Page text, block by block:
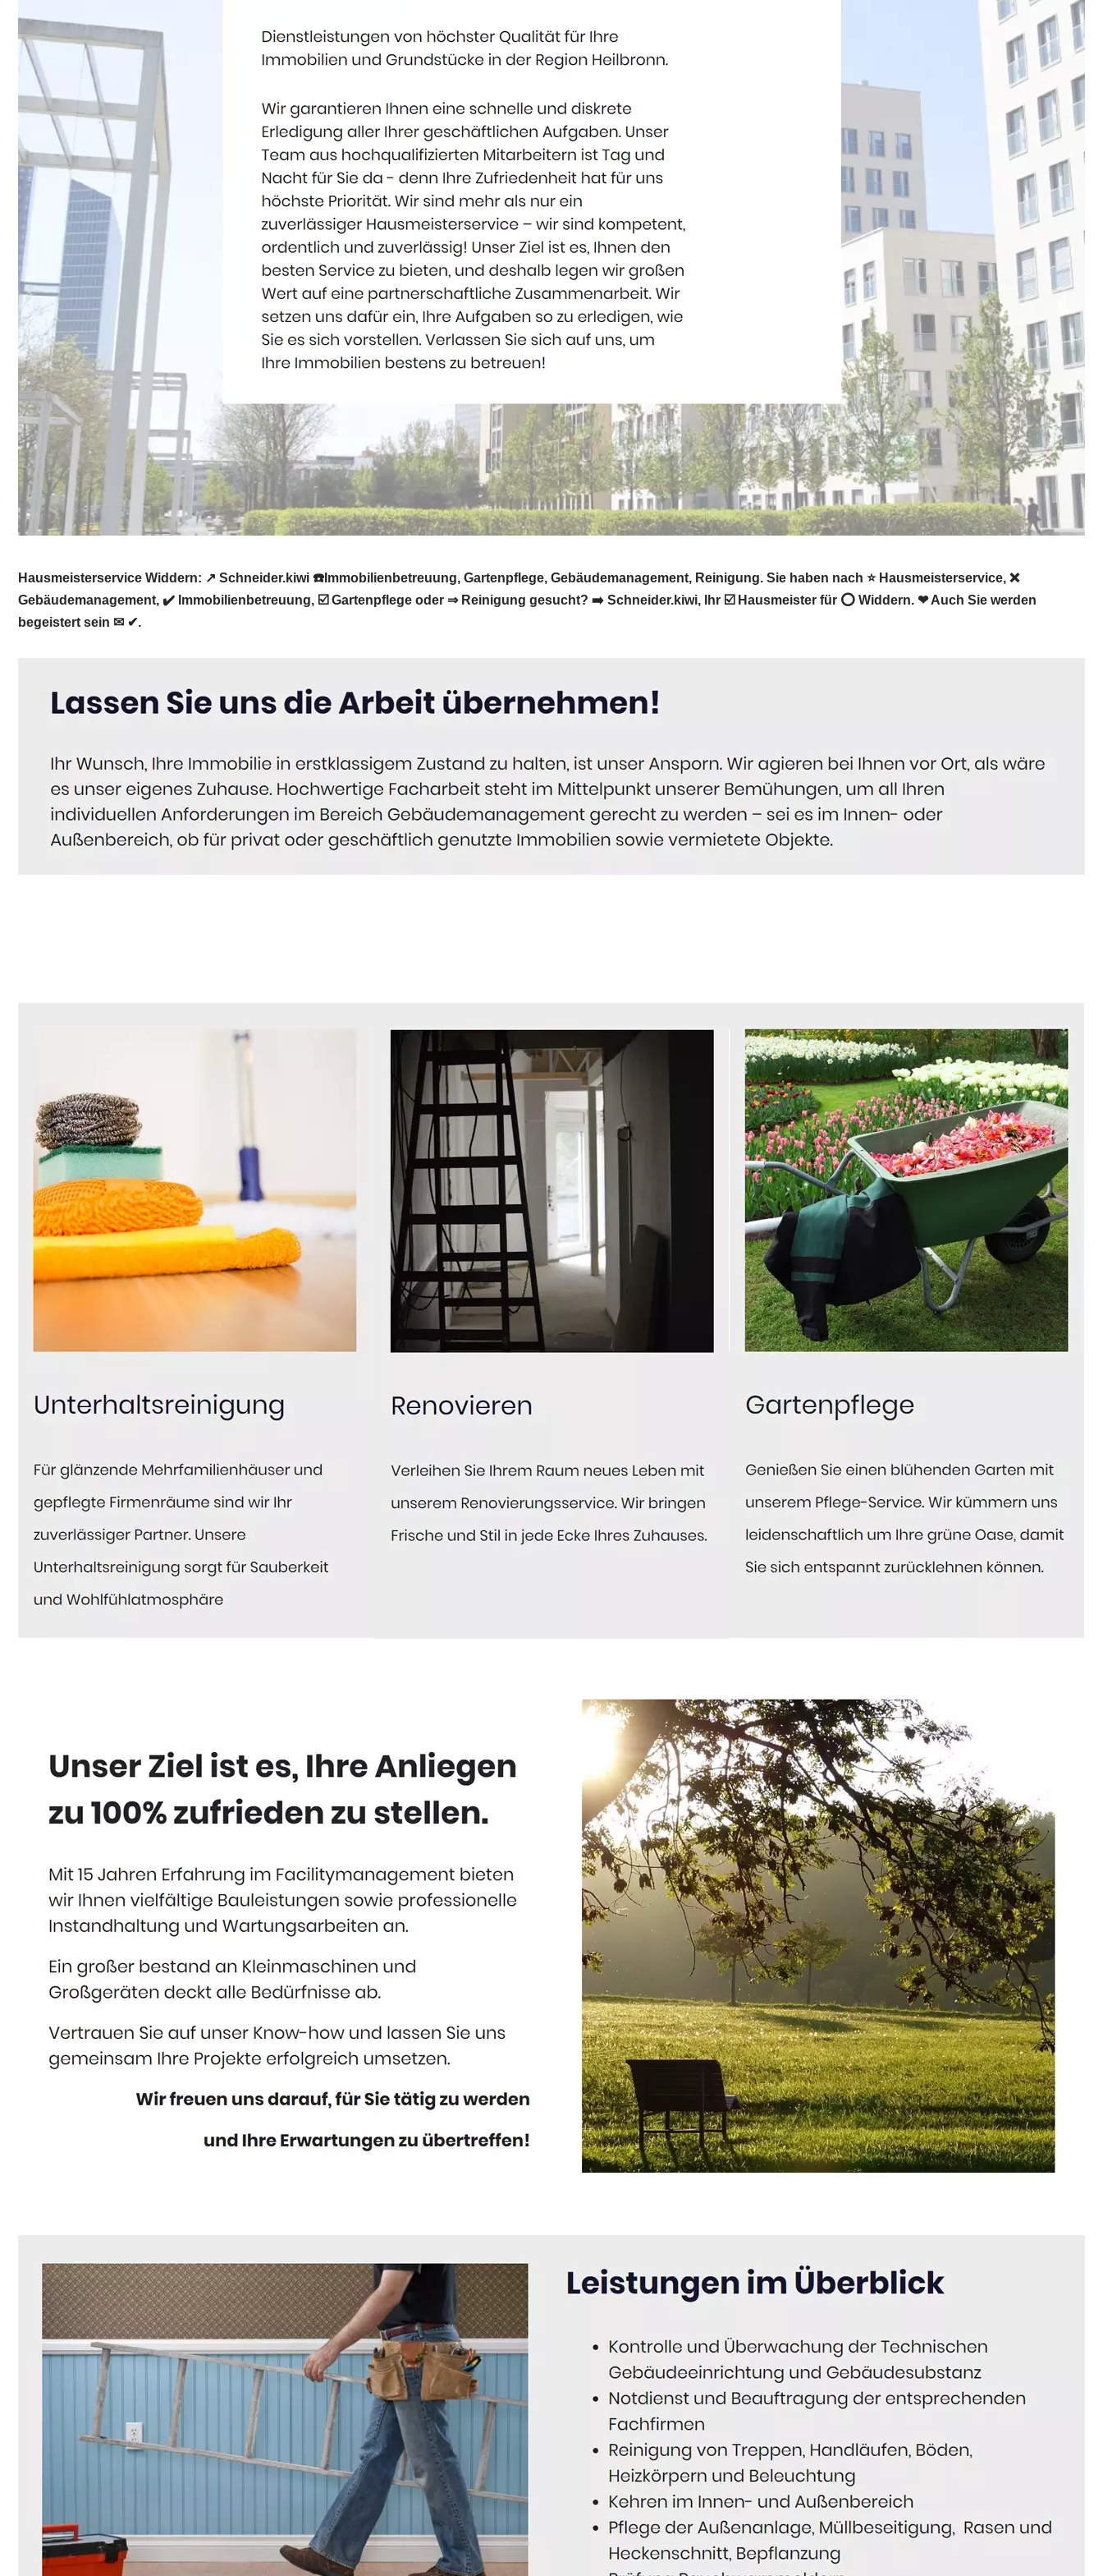
Hausmeisterservice Widdern: ↗️ Schneider.kiwi ☎️Immobilienbetreuung, Gartenpflege, Gebäudemanagement, Reinigung. Sie haben nach ⭐ Hausmeisterservice, ❌
Gebäudemanagement, ✔️ Immobilienbetreuung, ☑️ Gartenpflege oder ⇒ Reinigung gesucht? ➡️ Schneider.kiwi, Ihr ☑️ Hausmeister für ⭕ Widdern. ❤ Auch Sie werden
begeistert sein ✉ ✔.